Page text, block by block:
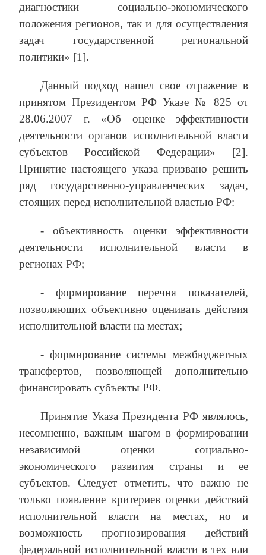
диагностики социально-экономического
положения регионов, так и для осуществления
задач государственной региональной
политики» [1].
Данный подход нашел свое отражение в
принятом Президентом РФ Указе № 825 от
28.06.2007 г. «Об оценке эффективности
деятельности органов исполнительной власти
субъектов Российской Федерации» [2].
Принятие настоящего указа призвано решить
ряд государственно-управленческих задач,
стоящих перед исполнительной властью РФ:
- объективность оценки эффективности
деятельности исполнительной власти в
регионах РФ;
- формирование перечня показателей,
позволяющих объективно оценивать действия
исполнительной власти на местах;
- формирование системы межбюджетных
трансфертов, позволяющей дополнительно
финансировать субъекты РФ.
Принятие Указа Президента РФ являлось,
несомненно, важным шагом в формировании
независимой оценки социально-
экономического развития страны и ее
субъектов. Следует отметить, что важно не
только появление критериев оценки действий
исполнительной власти на местах, но и
возможность прогнозирования действий
федеральной исполнительной власти в тех или